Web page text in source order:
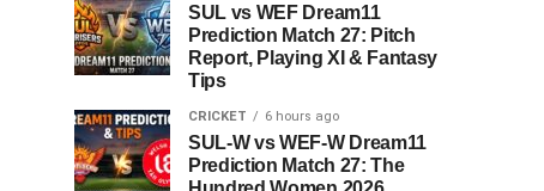
SUL vs WEF Dream11
Prediction Match 27: Pitch
Report, Playing XI & Fantasy
Tips
CRICKET 6 hours ago
SUL-W vs WEF-W Dream11
Prediction Match 27: The